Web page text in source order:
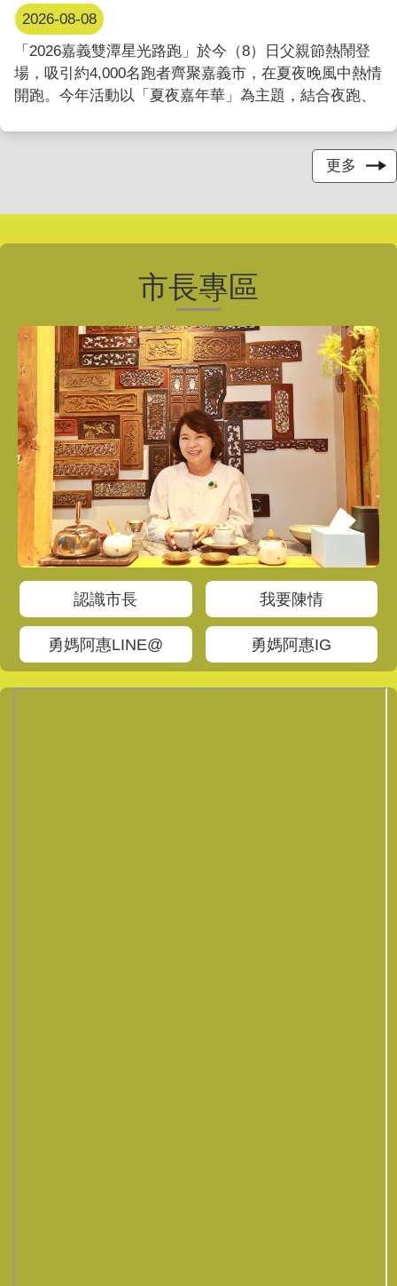
2026-08-08
「2026嘉義雙潭星光路跑」於今（8）日父親節熱鬧登
場，吸引約4,000名跑者齊聚嘉義市，在夏夜晚風中熱情
開跑。今年活動以「夏夜嘉年華」為主題，結合夜跑、
接續登場，邀請國內外好手齊聚嘉義、同場較勁。 ...更
更多
市長專區
認識市長 我要陳情
勇媽阿惠LINE@ 勇媽阿惠IG